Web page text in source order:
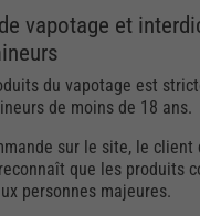
vapotage et
du vapotage est
de moins de 18 ans.
sur le site, le client
que les produits
personnes majeures.